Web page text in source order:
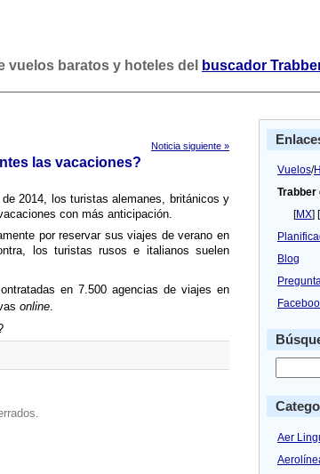
vuelos baratos y hoteles del buscador
Noticia siguiente »
las vacaciones?
2014, los turistas alemanes, británicos y
con más anticipación.
por reservar sus viajes de verano en
los turistas rusos e italianos suelen
en 7.500 agencias de viajes en
online.
Vuelos/
Trabber
[MX] [
Blog
Aer